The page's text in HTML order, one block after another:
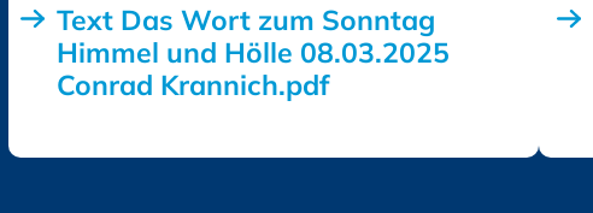
Text Das Wort zum Sonntag
Himmel und Hölle 08.03.2025
Conrad Krannich.pdf